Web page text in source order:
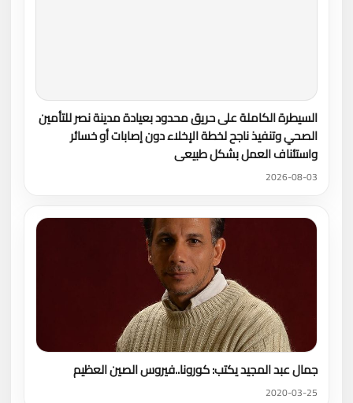
السيطرة الكاملة على حريق محدود بعيادة مدينة نصر للتأمين
الصحي وتنفيذ ناجح لخطة الإخلاء دون إصابات أو خسائر
واستئناف العمل بشكل طبيعى
2026-08-03
جمال عبد المجيد يكتب: كورونا..فيروس الصين العظيم
2020-03-25